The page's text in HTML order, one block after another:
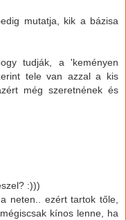
mutatja, kik a bázisa
tudják, a 'keményen
tele van azzal a kis
még szeretnének és
:)))
neten.. ezért tartok tőle,
kínos lenne, ha